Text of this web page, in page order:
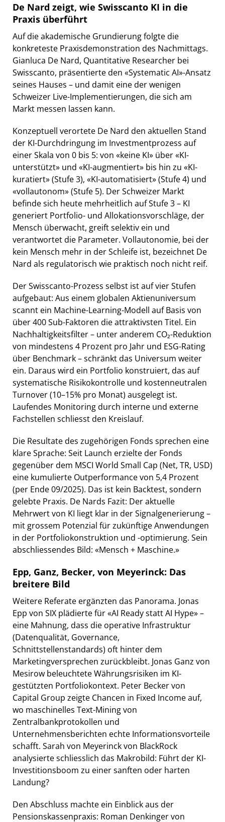
De Nard zeigt, wie Swisscanto KI in die
Praxis überführt
Auf die akademische Grundierung folgte die
konkreteste Praxisdemonstration des Nachmittags.
Gianluca De Nard, Quantitative Researcher bei
Swisscanto, präsentierte den «Systematic AI»-Ansatz
seines Hauses – und damit eine der wenigen
Schweizer Live-Implementierungen, die sich am
Markt messen lassen kann.
Konzeptuell verortete De Nard den aktuellen Stand
der KI-Durchdringung im Investmentprozess auf
einer Skala von 0 bis 5: von «keine KI» über «KI-
unterstützt» und «KI-augmentiert» bis hin zu «KI-
kuratiert» (Stufe 3), «KI-automatisiert» (Stufe 4) und
«vollautonom» (Stufe 5). Der Schweizer Markt
befinde sich heute mehrheitlich auf Stufe 3 – KI
generiert Portfolio- und Allokationsvorschläge, der
Mensch überwacht, greift selektiv ein und
verantwortet die Parameter. Vollautonomie, bei der
kein Mensch mehr in der Schleife ist, bezeichnet De
Nard als regulatorisch wie praktisch noch nicht reif.
Der Swisscanto-Prozess selbst ist auf vier Stufen
aufgebaut: Aus einem globalen Aktienuniversum
scannt ein Machine-Learning-Modell auf Basis von
über 400 Sub-Faktoren die attraktivsten Titel. Ein
Nachhaltigkeitsfilter – unter anderem CO₂-Reduktion
von mindestens 4 Prozent pro Jahr und ESG-Rating
über Benchmark – schränkt das Universum weiter
ein. Daraus wird ein Portfolio konstruiert, das auf
systematische Risikokontrolle und kostenneutralen
Turnover (10–15% pro Monat) ausgelegt ist.
Laufendes Monitoring durch interne und externe
Fachstellen schliesst den Kreislauf.
Die Resultate des zugehörigen Fonds sprechen eine
klare Sprache: Seit Launch erzielte der Fonds
gegenüber dem MSCI World Small Cap (Net, TR, USD)
eine kumulierte Outperformance von 5,4 Prozent
(per Ende 09/2025). Das ist kein Backtest, sondern
gelebte Praxis. De Nards Fazit: Der aktuelle
Mehrwert von KI liegt klar in der Signalgenerierung –
mit grossem Potenzial für zukünftige Anwendungen
in der Portfoliokonstruktion und -optimierung. Sein
abschliessendes Bild: «Mensch + Maschine.»
Epp, Ganz, Becker, von Meyerinck: Das
breitere Bild
Weitere Referate ergänzten das Panorama. Jonas
Epp von SIX plädierte für «AI Ready statt AI Hype» –
eine Mahnung, dass die operative Infrastruktur
(Datenqualität, Governance,
Schnittstellenstandards) oft hinter dem
Marketingversprechen zurückbleibt. Jonas Ganz von
Mesirow beleuchtete Währungsrisiken im KI-
gestützten Portfoliokontext. Peter Becker von
Capital Group zeigte Chancen in Fixed Income auf,
wo maschinelles Text-Mining von
Zentralbankprotokollen und
Unternehmensberichten echte Informationsvorteile
schafft. Sarah von Meyerinck von BlackRock
analysierte schliesslich das Makrobild: Führt der KI-
Investitionsboom zu einer sanften oder harten
Landung?
Den Abschluss machte ein Einblick aus der
Pensionskassenpraxis: Roman Denkinger von